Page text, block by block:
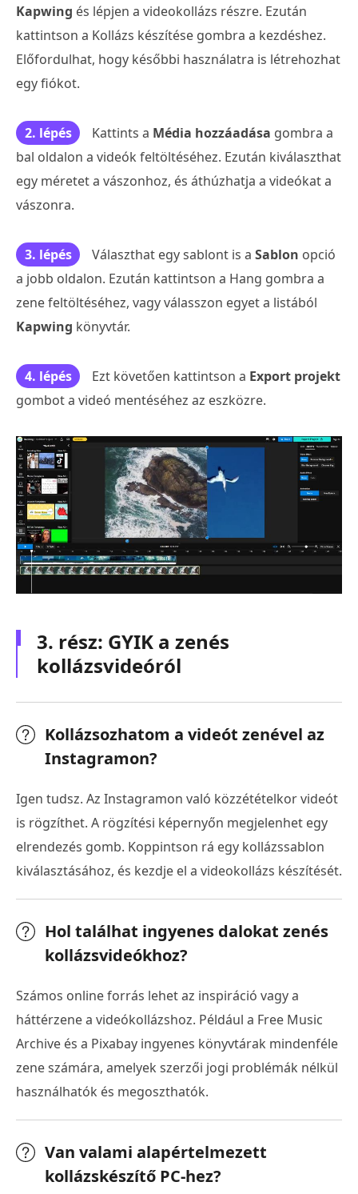
Kapwing és lépjen a videokollázs részre. Ezután
kattintson a Kollázs készítése gombra a kezdéshez.
Előfordulhat, hogy későbbi használatra is létrehozhat
egy fiókot.
2. lépés Kattints a Média hozzáadása gombra a
bal oldalon a videók feltöltéséhez. Ezután kiválaszthat
egy méretet a vászonhoz, és áthúzhatja a videókat a
vászonra.
3. lépés Választhat egy sablont is a Sablon opció
a jobb oldalon. Ezután kattintson a Hang gombra a
zene feltöltéséhez, vagy válasszon egyet a listából
Kapwing könyvtár.
4. lépés Ezt követően kattintson a Export projekt
gombot a videó mentéséhez az eszközre.
3. rész: GYIK a zenés
kollázsvideóról
Kollázsozhatom a videót zenével az
Instagramon?
Igen tudsz. Az Instagramon való közzétételkor videót
is rögzíthet. A rögzítési képernyőn megjelenhet egy
elrendezés gomb. Koppintson rá egy kollázssablon
kiválasztásához, és kezdje el a videokollázs készítését.
Hol találhat ingyenes dalokat zenés
kollázsvideókhoz?
Számos online forrás lehet az inspiráció vagy a
háttérzene a videókollázshoz. Például a Free Music
Archive és a Pixabay ingyenes könyvtárak mindenféle
zene számára, amelyek szerzői jogi problémák nélkül
használhatók és megoszthatók.
Van valami alapértelmezett
kollázskészítő PC-hez?